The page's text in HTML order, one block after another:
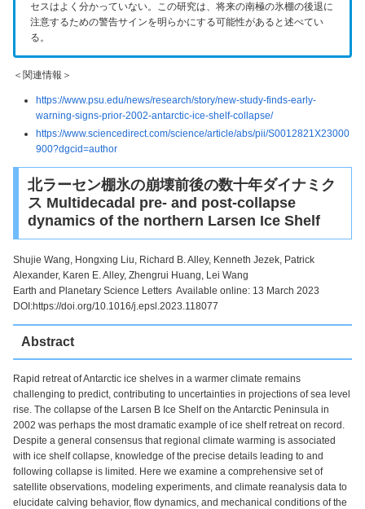
セスはよく分かっていない。この研究は、将来の南極の氷棚の後退に
注意するための警告サインを明らかにする可能性があると述べてい
る。
＜関連情報＞
https://www.psu.edu/news/research/story/new-study-finds-early-
warning-signs-prior-2002-antarctic-ice-shelf-collapse/
https://www.sciencedirect.com/science/article/abs/pii/S0012821X23000
900?dgcid=author
北ラーセン棚氷の崩壊前後の数十年ダイナミク
ス Multidecadal pre- and post-collapse
dynamics of the northern Larsen Ice Shelf
Shujie Wang, Hongxing Liu, Richard B. Alley, Kenneth Jezek, Patrick
Alexander, Karen E. Alley, Zhengrui Huang, Lei Wang
Earth and Planetary Science Letters Available online: 13 March 2023
DOI:https://doi.org/10.1016/j.epsl.2023.118077
Abstract
Rapid retreat of Antarctic ice shelves in a warmer climate remains
challenging to predict, contributing to uncertainties in projections of sea level
rise. The collapse of the Larsen B Ice Shelf on the Antarctic Peninsula in
2002 was perhaps the most dramatic example of ice shelf retreat on record.
Despite a general consensus that regional climate warming is associated
with ice shelf collapse, knowledge of the precise details leading to and
following collapse is limited. Here we examine a comprehensive set of
satellite observations, modeling experiments, and climate reanalysis data to
elucidate calving behavior, flow dynamics, and mechanical conditions of the